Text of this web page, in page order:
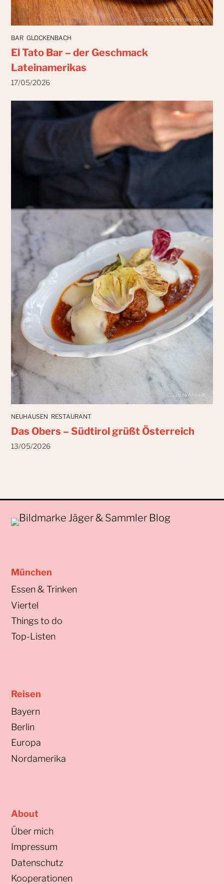
BAR GLOCKENBACH
El Tato Bar – der Geschmack
Lateinamerikas
17/05/2026
NEUHAUSEN RESTAURANT
Das Obers – Südtirol grüßt Österreich
13/05/2026
München
Essen & Trinken
Viertel
Things to do
Top-Listen
Reisen
Bayern
Berlin
Europa
Nordamerika
About
Über mich
Impressum
Datenschutz
Kooperationen